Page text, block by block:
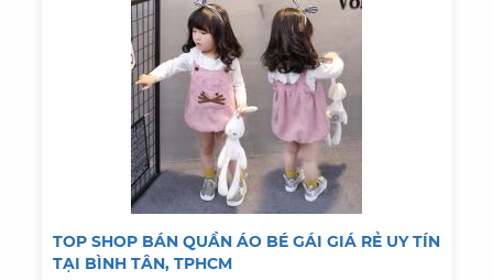
TOP SHOP BÁN QUẦN ÁO BÉ GÁI GIÁ RẺ UY TÍN
TẠI BÌNH TÂN, TPHCM